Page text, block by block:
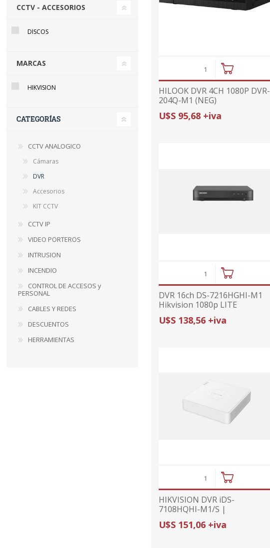
HILOOK DVR 4CH 1080P DVR-
204Q-M1 (NEG)
U$S 95,68 +iva
DVR 16ch DS-7216HGHI-M1
Hikvision 1080p LITE
U$S 138,56 +iva
HIKVISION DVR iDS-
7108HQHI-M1/S |
1080p/15FPS | IP+2/4
U$S 151,06 +iva
CCTV - ACCESORIOS
DISCOS
MARCAS
HIKVISION
CATEGORÍAS
CCTV ANALOGICO
Cámaras
DVR
Accesorios
KIT CCTV
CCTV IP
VIDEO PORTEROS
INTRUSION
INCENDIO
CONTROL DE ACCESOS y
PERSONAL
CABLES Y REDES
DESCUENTOS
HERRAMIENTAS